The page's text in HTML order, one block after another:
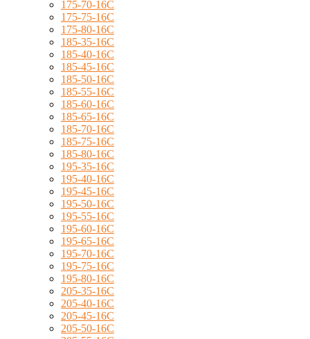
175-70-16C
175-75-16C
175-80-16C
185-35-16C
185-40-16C
185-45-16C
185-50-16C
185-55-16C
185-60-16C
185-65-16C
185-70-16C
185-75-16C
185-80-16C
195-35-16C
195-40-16C
195-45-16C
195-50-16C
195-55-16C
195-60-16C
195-65-16C
195-70-16C
195-75-16C
195-80-16C
205-35-16C
205-40-16C
205-45-16C
205-50-16C